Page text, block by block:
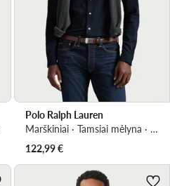
Polo Ralph Lauren
Marškiniai · Tamsiai mėlyna · Regular Fit
122,99€